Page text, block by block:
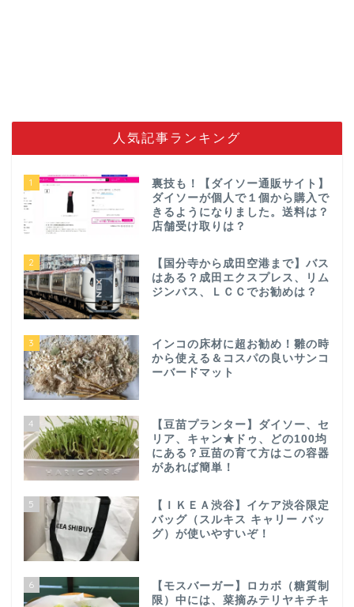
人気記事ランキング
1
裏技も！【ダイソー通販サイト】
ダイソーが個人で１個から購入で
きるようになりました。送料は？
店舗受け取りは？
2
【国分寺から成田空港まで】バス
はある？成田エクスプレス、リム
ジンバス、ＬＣＣでお勧めは？
3
インコの床材に超お勧め！雛の時
から使える＆コスパの良いサンコ
ーバードマット
4
【豆苗プランター】ダイソー、セ
リア、キャン★ドゥ、どの100均
にある？豆苗の育て方はこの容器
があれば簡単！
5
【ＩＫＥＡ渋谷】イケア渋谷限定
バッグ（スルキス キャリー バッ
グ）が使いやすいぞ！
6
【モスバーガー】ロカボ（糖質制
限）中には、菜摘みテリヤキチキ